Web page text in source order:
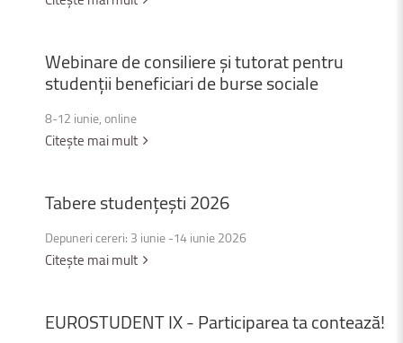
Webinaredeconsiliereșitutoratpentru
studențiibeneficiaridebursesociale
8-12 iunie, online
Citește mai mult
Taberestudențești2026
Depuneri cereri: 3 iunie -14 iunie 2026
Citește mai mult
EUROSTUDENTIX-Participareatacontează!